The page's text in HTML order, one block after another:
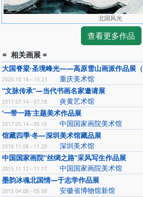
北国风光
查看更多作品
= 相关画展 =
大国脊梁·圣境峰光——高原雪山画派作品展（
2020.10.18～10.23
重庆美术馆
“文脉传承”—当代书画名家邀请展
2017.07.14～07.18
炎黄艺术馆
‘一带一路’主题美术作品展
2017.05.14～05.16
中国国家画院美术馆
馆藏四季·冬—深圳美术馆藏品展
2016.11.08～11.20
深圳美术馆
中国国家画院“丝绸之路”采风写生作品展
2015.11.12～11.17
中国国家画院美术馆
墨韵冰魂北国情—于志学作品展
2015.04.08～05.08
安徽省博物馆新馆